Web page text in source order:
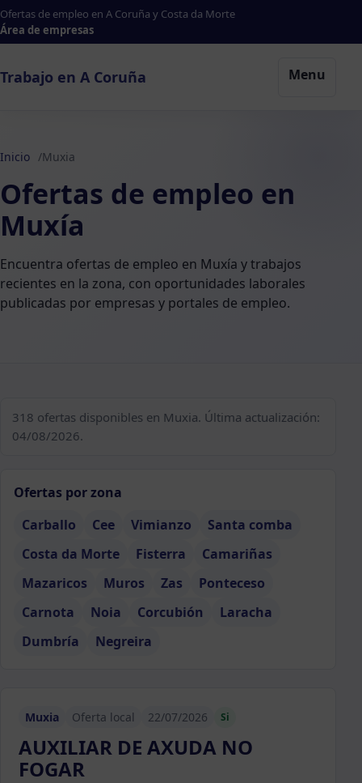
Ofertas de empleo en A Coruña y Costa da Morte
Área de empresas
Trabajo en A Coruña Menu
Inicio Muxia
Ofertas de empleo en
Muxía
Encuentra ofertas de empleo en Muxía y trabajos
recientes en la zona, con oportunidades laborales
publicadas por empresas y portales de empleo.
318 ofertas disponibles en Muxia. Última actualización:
04/08/2026.
Ofertas por zona
Carballo
Cee Vimianzo
Santa comba
Costa da Morte
Fisterra
Camariñas
Mazaricos
Muros Zas
Ponteceso
Carnota
Noia Corcubión
Laracha
Dumbría
Negreira
Muxia Oferta local 22/07/2026 Si
AUXILIAR DE AXUDA NO
FOGAR